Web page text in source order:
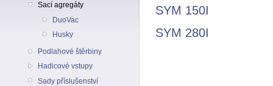
Sací agregáty
DuoVac
Husky
Podlahové štěrbiny
Hadicové vstupy
Sady příslušenství
SYM 150I
SYM 280I